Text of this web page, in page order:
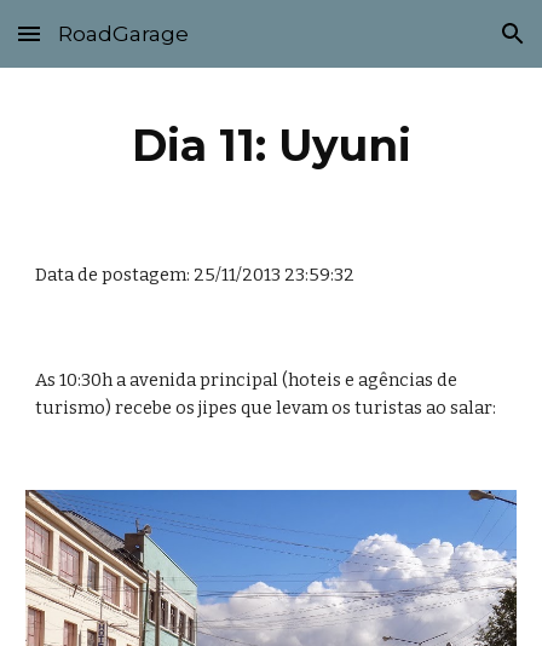
Skip to main content Skip to navigation
RoadGarage
Dia 11: Uyuni
Data de postagem: 25/11/2013 23:59:32
As 10:30h a avenida principal (hoteis e agências de
turismo) recebe os jipes que levam os turistas ao salar: